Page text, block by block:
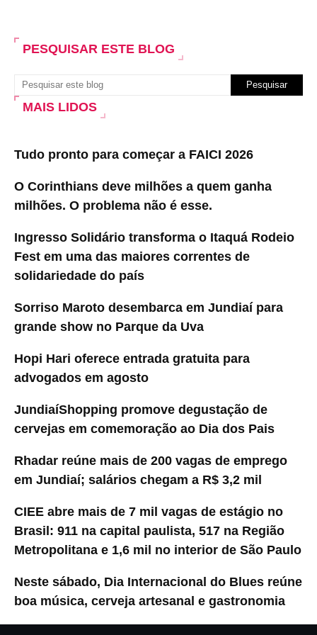
PESQUISAR ESTE BLOG
MAIS LIDOS
Tudo pronto para começar a FAICI 2026
O Corinthians deve milhões a quem ganha
milhões. O problema não é esse.
Ingresso Solidário transforma o Itaquá Rodeio
Fest em uma das maiores correntes de
solidariedade do país
Sorriso Maroto desembarca em Jundiaí para
grande show no Parque da Uva
Hopi Hari oferece entrada gratuita para
advogados em agosto
JundiaíShopping promove degustação de
cervejas em comemoração ao Dia dos Pais
Rhadar reúne mais de 200 vagas de emprego
em Jundiaí; salários chegam a R$ 3,2 mil
CIEE abre mais de 7 mil vagas de estágio no
Brasil: 911 na capital paulista, 517 na Região
Metropolitana e 1,6 mil no interior de São Paulo
Neste sábado, Dia Internacional do Blues reúne
boa música, cerveja artesanal e gastronomia